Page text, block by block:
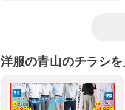
洋服の青山のチラシを